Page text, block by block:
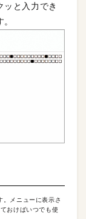
と入力でき
。メニューに表示さ
おけばいつでも使